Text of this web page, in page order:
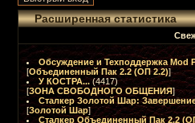
Расширенная статистика
Обсуждение и Техподдержка Mod
[Объединенный Пак 2.2 (ОП 2.2)]
У КОСТРА... (4417)
[ЗОНА СВОБОДНОГО ОБЩЕНИЯ]
Сталкер Золотой Шар:
[Золотой Шар]
Сталкер Объединенный Пак 2.2